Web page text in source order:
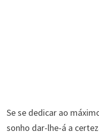
Se se dedicar ao
sonho dar-lhe-á a